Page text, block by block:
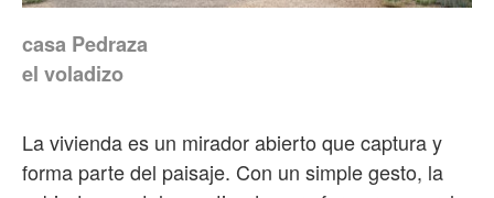
casa Pedraza
el voladizo
La vivienda es un mirador abierto que captura y
forma parte del paisaje. Con un simple gesto, la